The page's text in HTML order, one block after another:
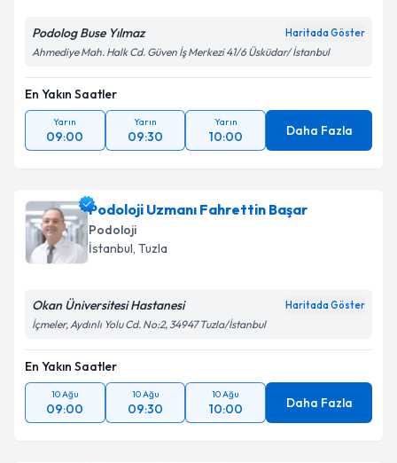
kapsamda işlenmesini kabul ediyorum.
Podolog Buse Yılmaz Haritada Göster
Ahmediye Mah. Halk Cd. Güven İş Merkezi 41/6 Üsküdar/ İstanbul
En Yakın Saatler
Yarın
09:00
Yarın
09:30
Yarın
10:00 Daha Fazla
Podoloji Uzmanı Fahrettin Başar
Podoloji
İstanbul, Tuzla
Okan Üniversitesi Hastanesi Haritada Göster
İçmeler, Aydınlı Yolu Cd. No:2, 34947 Tuzla/İstanbul
En Yakın Saatler
10 Ağu
09:00
10 Ağu
09:30
10 Ağu
10:00 Daha Fazla